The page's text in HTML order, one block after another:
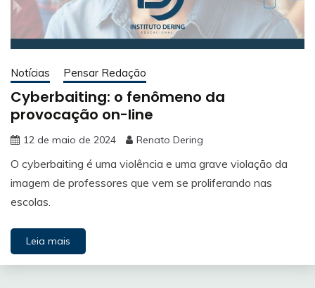
Notícias Pensar Redação
Cyberbaiting: o fenômeno da
provocação on-line
12 de maio de 2024 Renato Dering
O cyberbaiting é uma violência e uma grave violação da
imagem de professores que vem se proliferando nas
escolas.
Leia mais